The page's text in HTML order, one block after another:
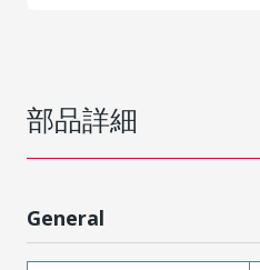
部品詳細
General